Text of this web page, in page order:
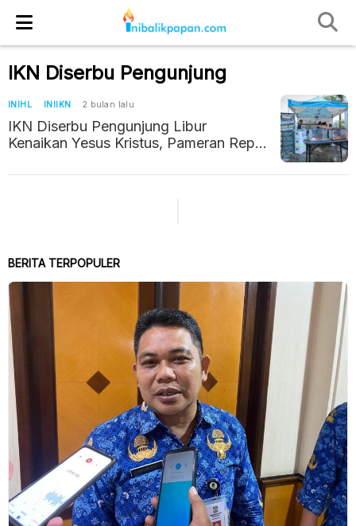
IKN Diserbu Pengunjung
INIHL INIIKN 2 bulan lalu
IKN Diserbu Pengunjung Libur
Kenaikan Yesus Kristus, Pameran Reptil
BERITA TERPOPULER